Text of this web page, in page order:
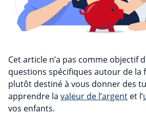
Cet article n’a pas comme objectif
questions spécifiques autour de la
plutôt destiné à vous donner des
apprendre la valeur de l’argent et l’
vos enfants.